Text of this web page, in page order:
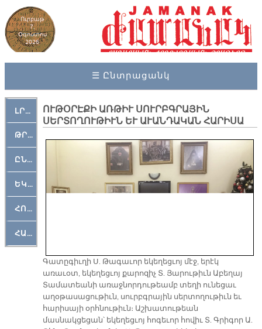
Ուրբաթ
7,
Օգոստոս
2026
☰ Ընտրացանկ
ԼՐԱՀՈՍ
ԹՐՔԱՀԱՅ ԿԵԱՆՔ
ԸՆԿԵՐԱՄՇԱԿՈՒԹԱՅԻՆ
ԵԿԵՂԵՑԱԿԱՆ
ՀՈԳԵՄՏԱՒՈՐ
ՀԱՐԹԱԿ
ՈՒԹՕՐԷՔԻ ԱՌԹԻՒ ՍՈՒՐԲԳՐԱՅԻՆ
ՍԵՐՏՈՂՈՒԹԻՒՆ ԵՒ ԱՒԱՆԴԱԿԱՆ ՀԱՐԻՍԱ
Գատըգիւղի Ս. Թագաւոր եկեղեցւոյ մէջ, երէկ
առաւօտ, եկեղեցւոյ քարոզիչ Տ. Յարութիւն Աբեղայ
Տամատեանի առաջնորդութեամբ տեղի ունեցաւ
աղօթասացութիւն, սուրբգրային սերտողութիւն եւ
հարիսայի օրհնութիւն։ Աշխատութեան
մասնակցեցան՝ եկեղեցւոյ հոգեւոր հովիւ Տ. Գրիգոր Ա.